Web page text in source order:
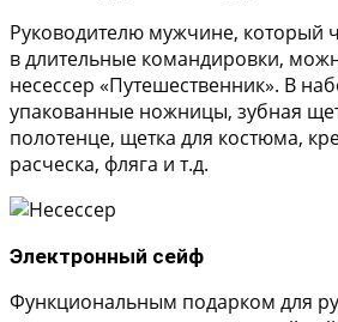
Руководителю мужчине, который
в длительные командировки,
несессер «Путешественник». В
упакованные ножницы, зубная
полотенце, щетка для костюма,
расческа, фляга и т.д.
Электронный сейф
Функциональным подарком для